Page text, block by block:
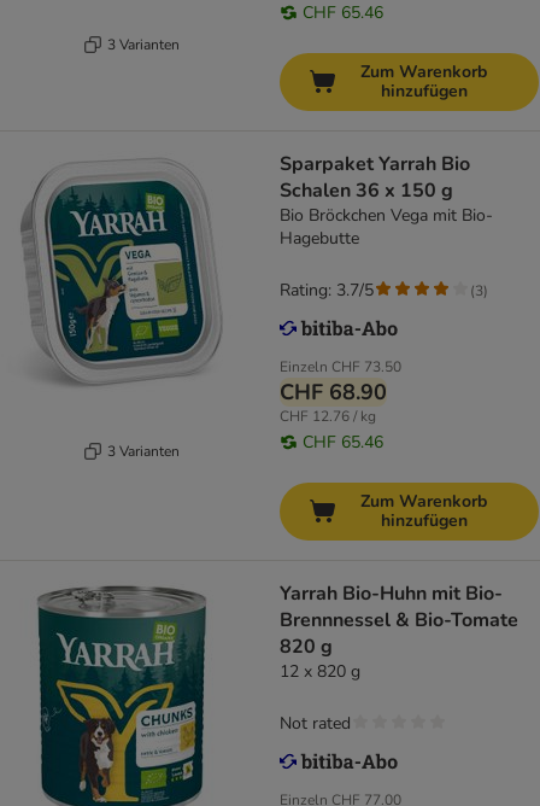
3 Varianten
CHF 65.46
Zum Warenkorb
hinzufügen
3 Varianten
Sparpaket Yarrah Bio
Schalen 36 x 150 g
Bio Bröckchen Vega mit Bio-
Hagebutte
Einzeln CHF 73.50
CHF 68.90
CHF 12.76 / kg
CHF 65.46
Rating: 3.7/5 (3)
Zum Warenkorb
hinzufügen
Yarrah Bio-Huhn mit Bio-
Brennnessel & Bio-Tomate
820 g
12 x 820 g
Einzeln CHF 77.00
Not rated